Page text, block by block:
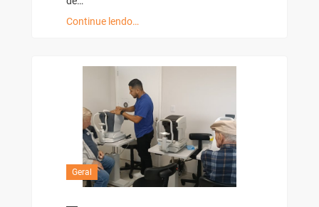
Continue lendo…
Geral